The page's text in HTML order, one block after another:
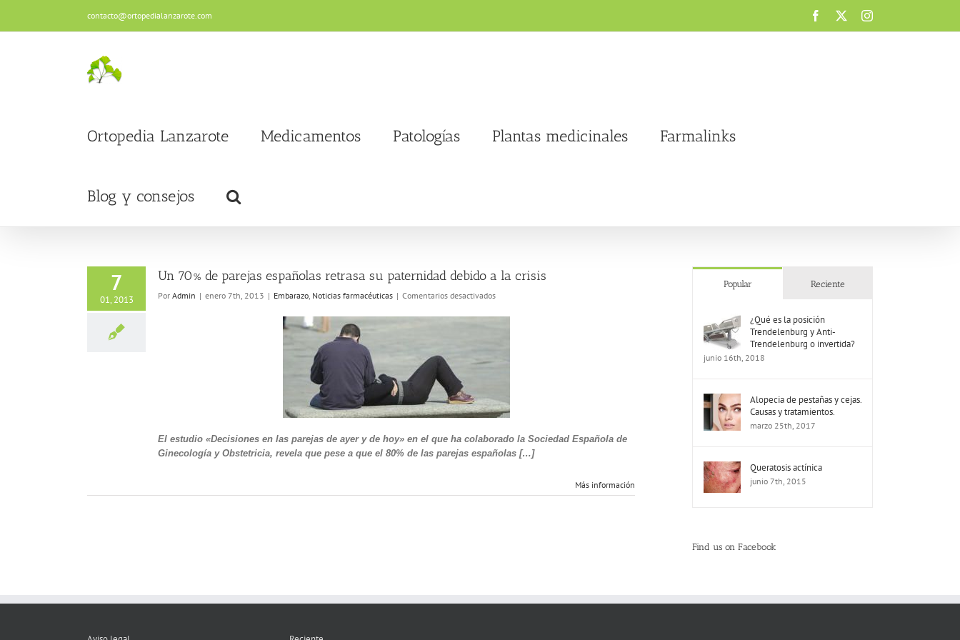
contenido
contacto@ortopedialanzarote.com Facebook Instagram
Ortopedia Lanzarote Medicamentos Patologías Plantas medicinales Farmalinks
Blog y consejos
7
01, 2013
Un 70% de parejas españolas retrasa su paternidad debido a la crisis
Por Admin | enero 7th, 2013 | Embarazo, Noticias farmacéuticas | Comentarios desactivadosen
debido
la
crisis
El estudio «Decisiones en las parejas de ayer y de hoy» en el que ha colaborado la Sociedad Española de
Ginecología y Obstetricia, revela que pese a que el 80% de las parejas españolas […]
Más información
Popular Reciente
¿Qué es la posición
Trendelenburg y Anti-
Trendelenburg o invertida?
junio 16th, 2018
Alopecia de pestañas y cejas.
Causas y tratamientos.
marzo 25th, 2017
Queratosis actínica
junio 7th, 2015
Find us on Facebook